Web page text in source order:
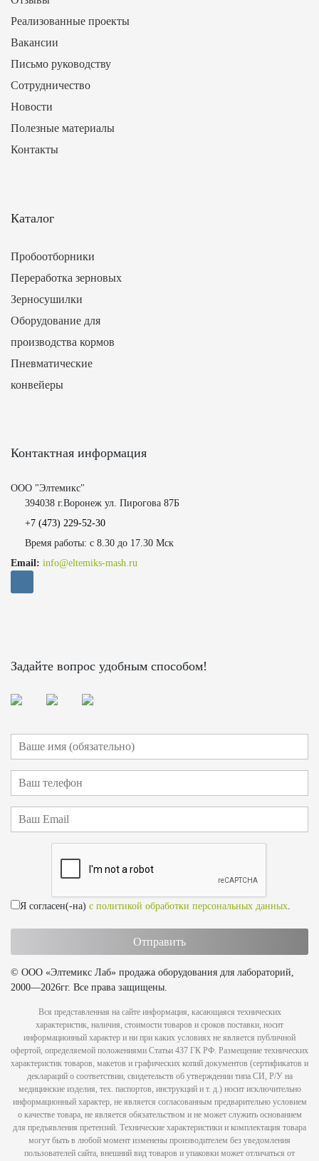
Реализованные проекты
Вакансии
Письмо руководству
Сотрудничество
Новости
Полезные материалы
Контакты
Каталог
Пробоотборники
Переработка зерновых
Зерносушилки
Оборудование для
производства кормов
Пневматические
конвейеры
Контактная информация
ООО "Элтемикс"
394038 г.Воронеж ул. Пирогова 87Б
+7 (473) 229-52-30
Время работы: с 8.30 до 17.30 Мск
Email: info@eltemiks-mash.ru
Задайте вопрос удобным способом!
Я согласен(-на) с политикой обработки персональных данных.
© ООО «Элтемикс Лаб» продажа оборудования для лабораторий,
2000—2026гг. Все права защищены.
Вся представленная на сайте информация, касающаяся технических
характеристик, наличия, стоимости товаров и сроков поставки, носит
информационный характер и ни при каких условиях не является публичной
офертой, определяемой положениями Статьи 437 ГК РФ. Размещение технических
характеристик товаров, макетов и графических копий документов (сертификатов и
деклараций о соответствии, свидетельств об утверждении типа СИ, Р/У на
медицинские изделия, тех. паспортов, инструкций и т. д.) носит исключительно
информационный характер, не является согласованным предварительно условием
о качестве товара, не является обязательством и не может служить основанием
для предъявления претензий. Технические характеристики и комплектация товара
могут быть в любой момент изменены производителем без уведомления
пользователей сайта, внешний вид товаров и упаковки может отличаться от